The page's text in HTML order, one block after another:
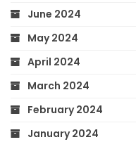
June 2024
May 2024
April 2024
March 2024
February 2024
January 2024